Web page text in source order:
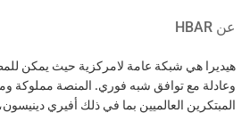
عن HBAR
هيديرا هي شبكة عامة لامركزية حيث يمكن
وعادلة مع توافق شبه فوري. المنصة
المبتكرين العالميين بما في ذلك أفيري